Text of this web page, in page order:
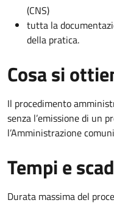
(CNS)
tutta la
della pratica.
Cosa si
Il procedimento
senza l’emissione di un
l’Amministrazione
Tempi e
Durata massima del